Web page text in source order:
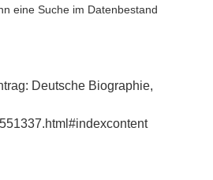
eine Suche im Datenbestand
Deutsche Biographie,